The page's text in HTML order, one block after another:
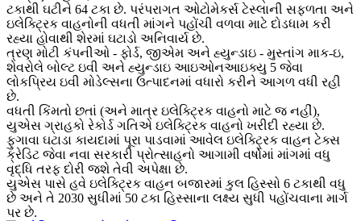
ટકાથી ઘટીને 64 ટકા છે. પરંપરાગત ઓટોમેકર્સ ટેસ્લાની સફળતા અને
ઇલેક્ટ્રિક વાહનોની વધતી માંગને પહોંચી વળવા માટે દોડધામ કરી
રહ્યા હોવાથી શેરમાં ઘટાડો અનિવાર્ય છે.
ત્રણ મોટી કંપનીઓ - ફોર્ડ, જીએમ અને હ્યુન્ડાઇ - મુસ્તાંગ માક-ઇ,
શેવરોલે બોલ્ટ ઇવી અને હ્યુન્ડાઇ આઇઓનઆઇક્યુ 5 જેવા
લોકપ્રિય ઇવી મોડેલ્સના ઉત્પાદનમાં વધારો કરીને આગળ વધી રહી
છે.
વધતી કિંમતો છતાં (અને માત્ર ઇલેક્ટ્રિક વાહનો માટે જ નહીં),
યુએસ ગ્રાહકો રેકોર્ડ ગતિએ ઇલેક્ટ્રિક વાહનો ખરીદી રહ્યા છે.
ફુગાવા ઘટાડા કાયદામાં પૂરા પાડવામાં આવેલ ઇલેક્ટ્રિક વાહન ટેક્સ
ક્રેડિટ જેવા નવા સરકારી પ્રોત્સાહનો આગામી વર્ષોમાં માંગમાં વધુ
વૃદ્ધિ તરફ દોરી જશે તેવી અપેક્ષા છે.
યુએસ પાસે હવે ઇલેક્ટ્રિક વાહન બજારમાં કુલ હિસ્સો 6 ટકાથી વધુ
છે અને તે 2030 સુધીમાં 50 ટકા હિસ્સાના લક્ષ્ય સુધી પહોંચવાના માર્ગ
પર છે.